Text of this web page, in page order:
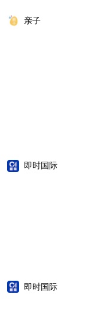
亲子
即时国际
即时国际